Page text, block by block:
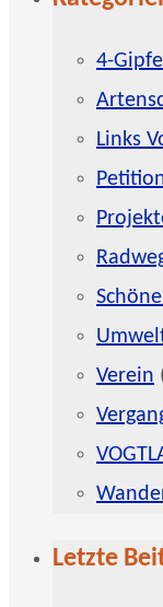
4-
Links
Verein
Letzte